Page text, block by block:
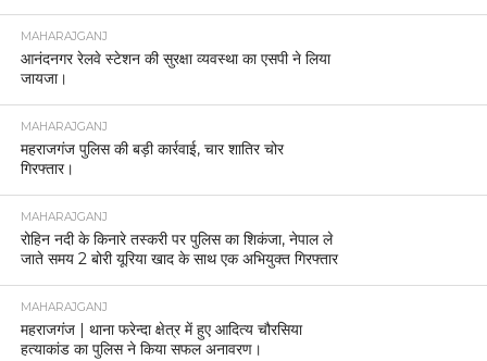
MAHARAJGANJ
आनंदनगर रेलवे स्टेशन की सुरक्षा व्यवस्था का एसपी ने लिया
जायजा।
MAHARAJGANJ
महराजगंज पुलिस की बड़ी कार्रवाई, चार शातिर चोर
गिरफ्तार।
MAHARAJGANJ
रोहिन नदी के किनारे तस्करी पर पुलिस का शिकंजा, नेपाल ले
जाते समय 2 बोरी यूरिया खाद के साथ एक अभियुक्त गिरफ्तार
MAHARAJGANJ
महराजगंज | थाना फरेन्दा क्षेत्र में हुए आदित्य चौरसिया
हत्याकांड का पुलिस ने किया सफल अनावरण।